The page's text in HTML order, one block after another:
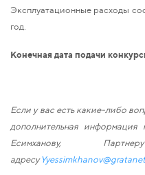
Эксплуатационные расходы
год.
Конечная дата подачи
Если у вас есть какие-либо
дополнительная
Есимханову,
адресу